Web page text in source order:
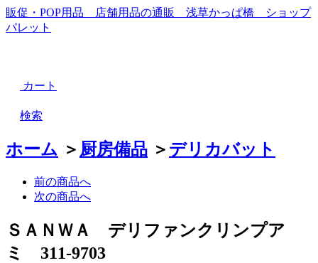
販促・POP用品 店舗用品の通販 浅草かっぱ橋 ショップ
パレット
カート
検索
ホーム ＞ 厨房備品 ＞ デリカバット
前の商品へ
次の商品へ
ＳＡＮＷＡ デリファンクリンプア
ミ 311-9703